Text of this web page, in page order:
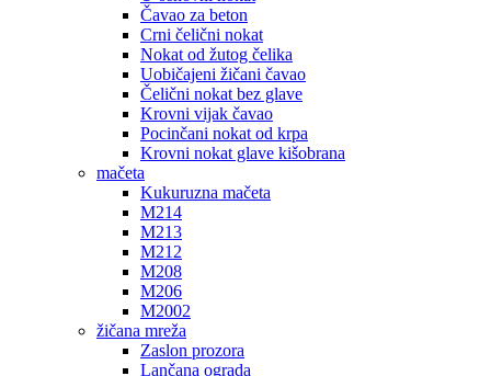
Čavao za beton
Crni čelični nokat
Nokat od žutog čelika
Uobičajeni žičani čavao
Čelični nokat bez glave
Krovni vijak čavao
Pocinčani nokat od krpa
Krovni nokat glave kišobrana
mačeta
Kukuruzna mačeta
M214
M213
M212
M208
M206
M2002
žičana mreža
Zaslon prozora
Lančana ograda